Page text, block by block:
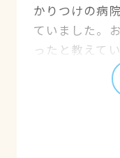
かりつけの病
ていました。
ったと教えて
りました。今
くらい、わか
なりました。
てしまったこ